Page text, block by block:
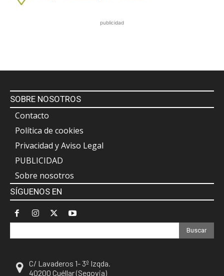
publicidad
SOBRE NOSOTROS
Contacto
Política de cookies
Privacidad y Aviso Legal
PUBLICIDAD
Sobre nosotros
SÍGUENOS EN
Buscar
C/ Lavaderos 1- 3º Izqda.
40200 Cuéllar (Segovia)